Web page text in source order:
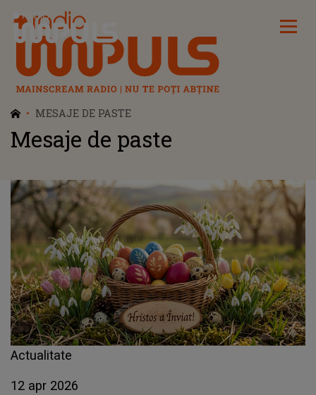
Radio Impuls
MESAJE DE PASTE
Mesaje de paste
Actualitate
12 apr 2026